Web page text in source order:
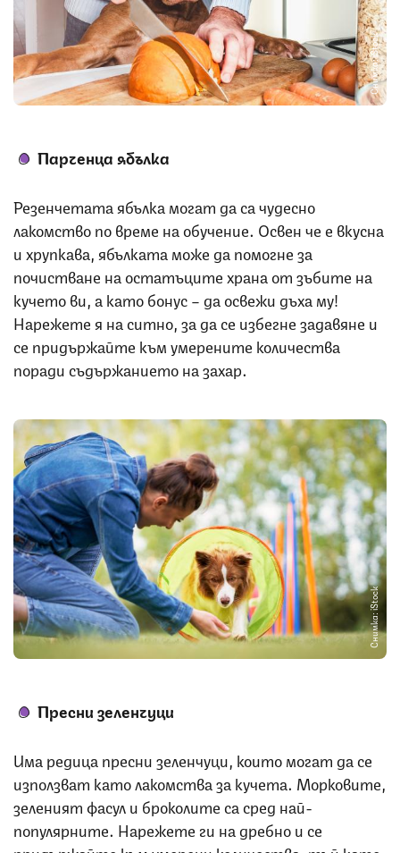
Снимка: iStock
Парченца ябълка
Резенчетата ябълка могат да са чудесно
лакомство по време на обучение. Освен че е вкусна
и хрупкава, ябълката може да помогне за
почистване на остатъците храна от зъбите на
кучето ви, а като бонус – да освежи дъха му!
Нарежете я на ситно, за да се избегне задавяне и
се придържайте към умерените количества
поради съдържанието на захар.
Снимка: iStock
Пресни зеленчуци
Има редица пресни зеленчуци, които могат да се
използват като лакомства за кучета. Морковите,
зеленият фасул и броколите са сред най-
популярните. Нарежете ги на дребно и се